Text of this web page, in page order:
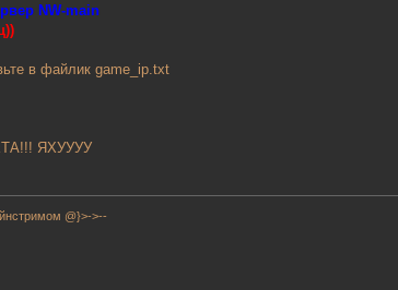
NW-main
в файлик game_ip.txt
ЯХУУУУ
@}>->--